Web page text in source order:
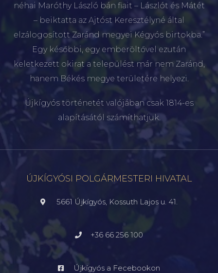
néhai Maróthy László bán fiait – Lászlót és Mátét
– beiktatta az Ajtóst Keresztélyné által
elzálogosított Zaránd megyei Kégyós birtokba.”
Egy későbbi, egy emberöltővel ezután
keletkezett okirat a települést már nem Zaránd,
hanem Békés megye területére helyezi.
Újkígyós történetét valójában csak 1814-es
alapításától számíthatjuk.
ÚJKÍGYÓSI POLGÁRMESTERI HIVATAL
5661 Újkígyós, Kossuth Lajos u. 41.
+36 66 256 100
Újkígyós a Fecebookon